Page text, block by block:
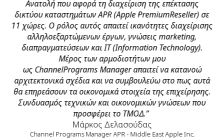
Ανατολή που αφορά τη διαχείριση της επέκτασης
δικτύου καταστημάτων APR (Apple PremiumReseller) σε
11 χώρες. Ο ρόλος αυτός απαιτεί ικανότητες διαχείρισης
αλληλοεξαρτώμενων έργων, γνώσεις marketing,
διαπραγματεύσεων και IT (Information Technology).
Μέρος των αρμοδιοτήτων μου
ως ChannelPrograms Manager απαιτεί να κατανοώ
αρχιτεκτονικά σχέδια και να συμβουλεύω στο πως αυτά
θα επηρεάσουν τα οικονομικά στοιχεία της επιχείρησης.
Συνδυασμός τεχνικών και οικονομικών γνώσεων που
προσφέρει το TΜΟΔ.”
Μάρκος Δελασούδας
Channel Programs Manager APR - Middle East Apple Inc.